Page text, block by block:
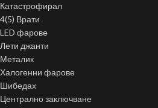
Катастрофирал
4(5) Врати
LED фарове
Лети джанти
Металик
Халогенни фарове
Шибедах
Централно заключване